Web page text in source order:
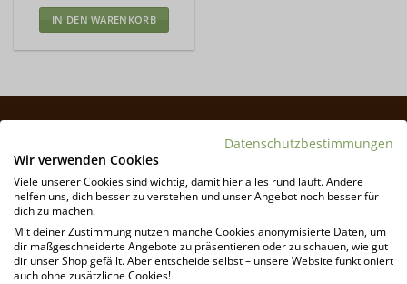
IN DEN WARENKORB
Datenschutzbestimmungen
Wir verwenden Cookies
Viele unserer Cookies sind wichtig, damit hier alles rund läuft. Andere
helfen uns, dich besser zu verstehen und unser Angebot noch besser für
dich zu machen.
Mit deiner Zustimmung nutzen manche Cookies anonymisierte Daten, um
dir maßgeschneiderte Angebote zu präsentieren oder zu schauen, wie gut
dir unser Shop gefällt. Aber entscheide selbst – unsere Website funktioniert
auch ohne zusätzliche Cookies!